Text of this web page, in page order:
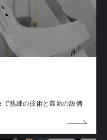
熟練の技術と最新の設備